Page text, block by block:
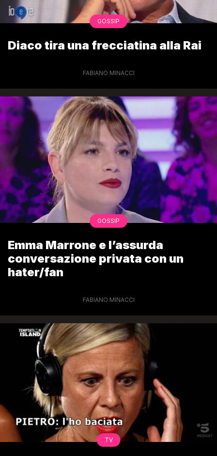
GOSSIP
Diaco tira una frecciatina alla Rai
FABIANO MINACCI
GOSSIP
Emma Marrone e l’assurda
conversazione privata con un
hater/fan
FABIANO MINACCI
TV